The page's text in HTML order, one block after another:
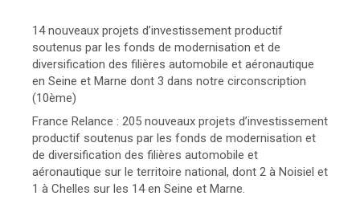
14 nouveaux projets d’investissement productif
soutenus par les fonds de modernisation et de
diversification des filières automobile et aéronautique
en Seine et Marne dont 3 dans notre circonscription
(10ème)
France Relance : 205 nouveaux projets d’investissement
productif soutenus par les fonds de modernisation et
de diversification des filières automobile et
aéronautique sur le territoire national, dont 2 à Noisiel et
1 à Chelles sur les 14 en Seine et Marne.